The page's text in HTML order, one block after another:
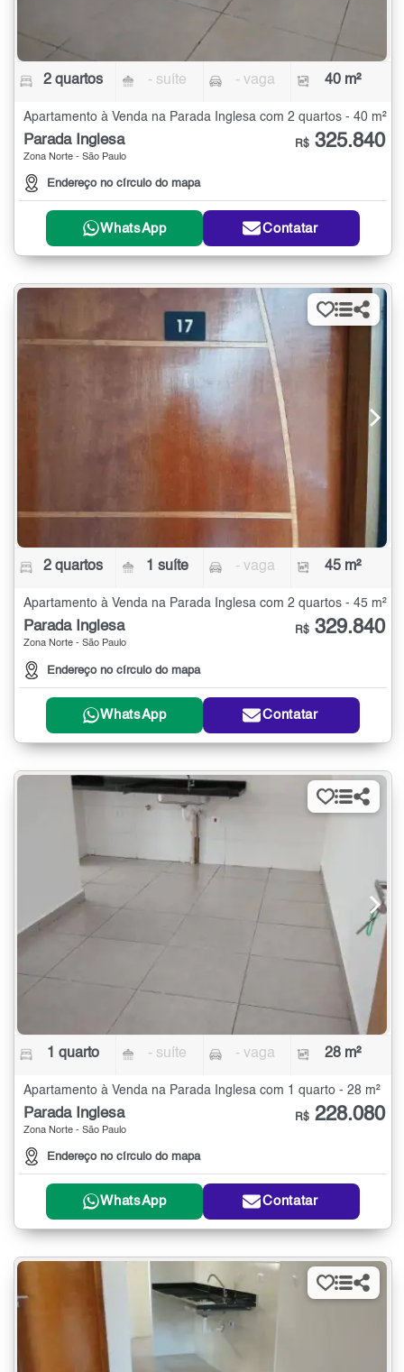
2 quartos - suíte - vaga 40 m²
Apartamento à Venda na Parada Inglesa com 2 quartos - 40 m²
Parada Inglesa
Zona Norte - São Paulo
Endereço no círculo do mapa
R$ 325.840
WhatsApp Contatar
2 quartos 1 suíte - vaga 45 m²
Apartamento à Venda na Parada Inglesa com 2 quartos - 45 m²
Parada Inglesa
Zona Norte - São Paulo
Endereço no círculo do mapa
R$ 329.840
WhatsApp Contatar
1 quarto - suíte - vaga 28 m²
Apartamento à Venda na Parada Inglesa com 1 quarto - 28 m²
Parada Inglesa
Zona Norte - São Paulo
Endereço no círculo do mapa
R$ 228.080
WhatsApp Contatar